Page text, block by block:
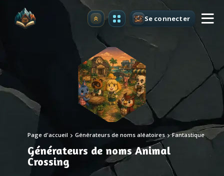
Premium Se connecter
Page d'accueil Générateurs de noms aléatoires Fantastique
Générateurs de noms Animal
Crossing